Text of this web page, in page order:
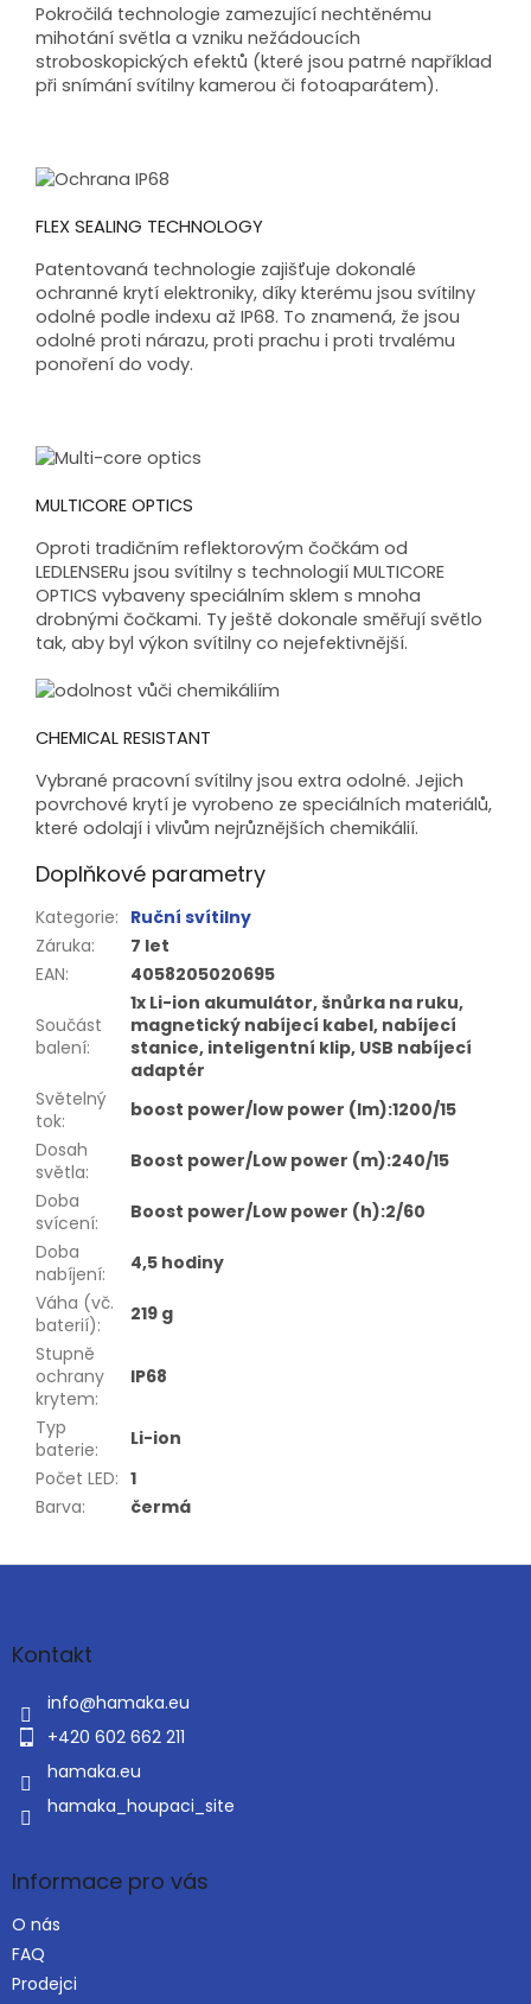
Pokročilá technologie zamezující nechtěnému
mihotání světla a vzniku nežádoucích
stroboskopických efektů (které jsou patrné například
při snímání svítilny kamerou či fotoaparátem).
FLEX SEALING TECHNOLOGY
Patentovaná technologie zajišťuje dokonalé
ochranné krytí elektroniky, díky kterému jsou svítilny
odolné podle indexu až IP68. To znamená, že jsou
odolné proti nárazu, proti prachu i proti trvalému
ponoření do vody.
MULTICORE OPTICS
Oproti tradičním reflektorovým čočkám od
LEDLENSERu jsou svítilny s technologií MULTICORE
OPTICS vybaveny speciálním sklem s mnoha
drobnými čočkami. Ty ještě dokonale směřují světlo
tak, aby byl výkon svítilny co nejefektivnější.
CHEMICAL RESISTANT
Vybrané pracovní svítilny jsou extra odolné. Jejich
povrchové krytí je vyrobeno ze speciálních materiálů,
které odolají i vlivům nejrůznějších chemikálií.
Doplňkové parametry
Kategorie: Ruční svítilny
Záruka:
7 let
EAN: 4058205020695
Součást
balení:
1x Li-ion akumulátor, šnůrka na ruku,
magnetický nabíjecí kabel, nabíjecí
stanice, inteligentní klip, USB nabíjecí
adaptér
Světelný
tok:
boost power/low power (lm):1200/15
Dosah
světla:
Boost power/Low power (m):240/15
Doba
svícení:
Boost power/Low power (h):2/60
Doba
nabíjení:
4,5 hodiny
Váha (vč.
baterií):
219 g
Stupně
ochrany
krytem:
IP68
Typ
baterie:
Li-ion
Počet LED: 1
Barva: čermá
Z
aKontakt
info@hamaka.eu
+420 602 662 211
hamaka.eu
hamaka_houpaci_site
Informace pro vás
O nás
FAQ
Prodejci